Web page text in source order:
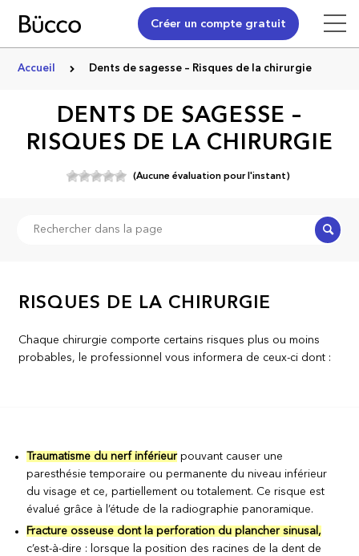
Créer un compte gratuit
Accueil Dents de sagesse – Risques de la chirurgie
DENTS DE SAGESSE –
RISQUES DE LA CHIRURGIE
(Aucune évaluation pour l'instant)
RISQUES DE LA CHIRURGIE
Chaque chirurgie comporte certains risques plus ou moins
probables, le professionnel vous informera de ceux-ci dont :
Traumatisme du nerf inférieurpouvant causer une
paresthésie temporaire ou permanente du niveau inférieur
du visage et ce, partiellement ou totalement. Ce risque est
évalué grâce à l’étude de la radiographie panoramique.
Fracture osseuse dont la perforation du plancher sinusal,
c’est-à-dire : lorsque la position des racines de la dent de